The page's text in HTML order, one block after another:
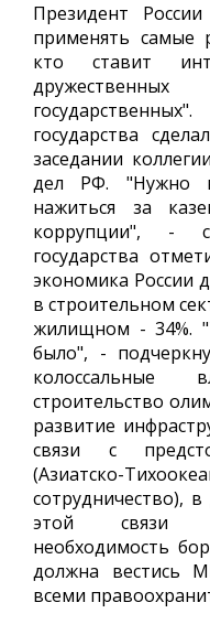
Президент
применять самые
кто ставит
государства
заседании
дел РФ. "Нужно
нажиться за
коррупции", -
государства
экономика России
в строительном
жилищном - 34%.
было", -
колоссальные
строительство
развитие
связи с
(Азиатско-
сотрудничество),
этой связи
необходимость
должна вестись
всеми